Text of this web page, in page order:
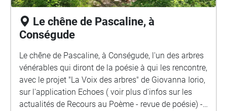
Le chêne de Pascaline, à
Conségude
Le chêne de Pascaline, à Conségude, l'un des arbres
vénérables qui diront de la poésie à qui les rencontre,
avec le projet "La Voix des arbres" de Giovanna Iorio,
sur l'application Echoes ( voir plus d'infos sur les
actualités de Recours au Poème - revue de poésie) -